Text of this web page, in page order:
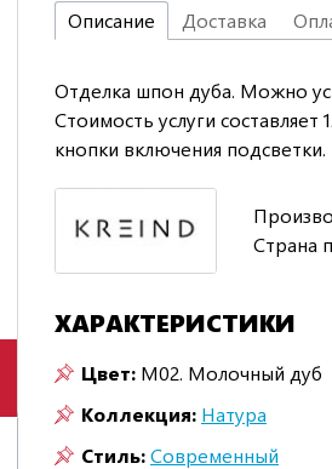
Описание Доставка
Отделка шпон дуба. Можно
Стоимость услуги
кнопки включения подсветки.
Страна
ХАРАКТЕРИСТИКИ
Цвет: M02. Молочный дуб
Коллекция: Натура
Стиль:Современный